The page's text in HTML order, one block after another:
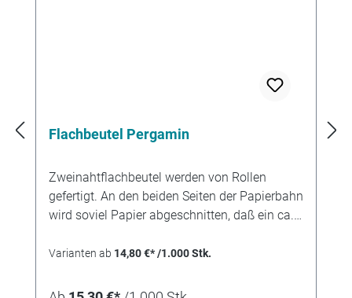
Flachbeutel Pergamin
Zweinahtflachbeutel werden von Rollen
gefertigt. An den beiden Seiten der Papierbahn
wird soviel Papier abgeschnitten, daß ein ca.
Technik des Schnittes entsteht eine etwas
innen geknickt und mit Leim versehen. Wenn
Varianten ab 14,80 €* /1.000 Stk.